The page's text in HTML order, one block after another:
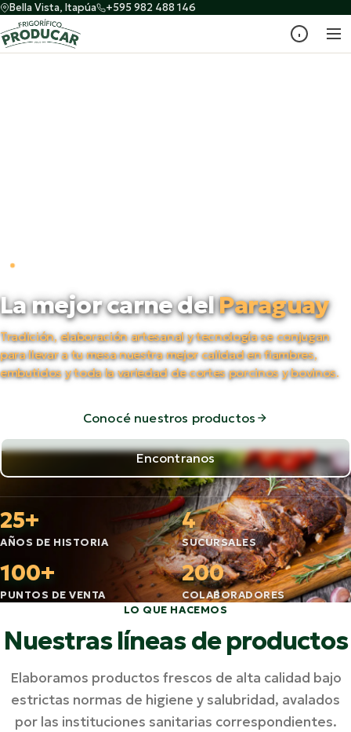
Bella Vista, Itapúa +595 982 488 146
PRODUCTORES DESDE 1998
La mejor carne delParaguay
Tradición, elaboración artesanal y tecnología se conjugan
para llevar a tu mesa nuestra mejor calidad en fiambres,
embutidos y toda la variedad de cortes porcinos y bovinos.
Conocé nuestros productos
Encontranos
25+
AÑOS DE HISTORIA
4
SUCURSALES
100+
PUNTOS DE VENTA
200
COLABORADORES
LO QUE HACEMOS
Nuestras líneas de productos
Elaboramos productos frescos de alta calidad bajo
estrictas normas de higiene y salubridad, avalados
por las instituciones sanitarias correspondientes.